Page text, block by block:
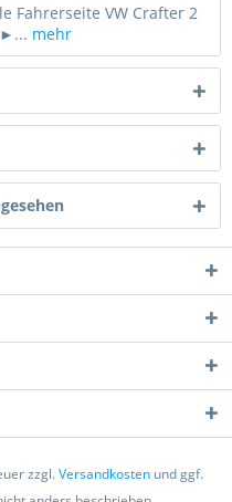
Fahrerseite VW Crafter 2
mehr
zzgl.Versandkosten und ggf.